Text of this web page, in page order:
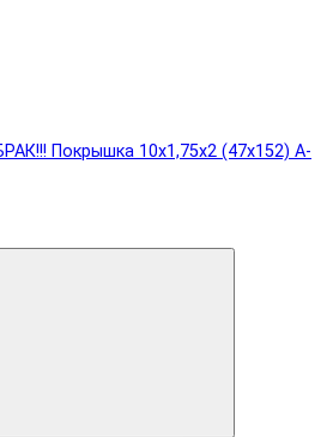
Покрышка 10х1,75х2 (47x152) A-